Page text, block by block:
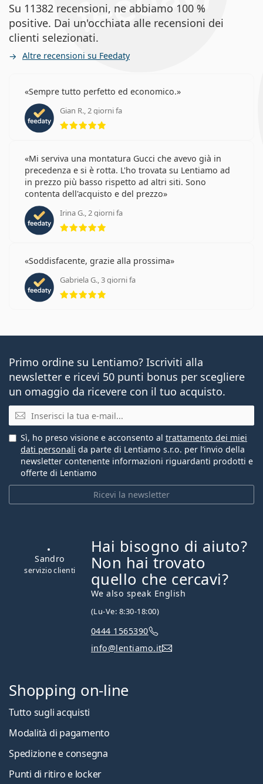
Su 11382 recensioni, ne abbiamo 100 %
positive. Dai un'occhiata alle recensioni dei
clienti selezionati.
Altre recensioni su Feedaty
Sempre tutto perfetto ed economico.
Gian R., 2 giorni fa
Mi serviva una montatura Gucci che avevo già in
precedenza e si è rotta. L'ho trovata su Lentiamo ad
in prezzo più basso rispetto ad altri siti. Sono
contenta dell'acquisto e del prezzo
Irina G., 2 giorni fa
Soddisfacente, grazie alla prossima
Gabriela G., 3 giorni fa
valutazione 5 di 5
Primo ordine su Lentiamo? Iscriviti alla
newsletter e ricevi 50 punti bonus per scegliere
un omaggio da ricevere con il tuo acquisto.
E-mail
Ricevi la newsletter
Sì, ho preso visione e acconsento al trattamento dei miei
dati personali da parte di Lentiamo s.r.o. per l’invio della
newsletter contenente informazioni riguardanti prodotti e
offerte di Lentiamo
Hai bisogno di aiuto?
Non hai trovato
quello che cercavi?
We also speak English
(Lu-Ve: 8:30-18:00)
0444 1565390
info@lentiamo.it
Shopping on-line
Tutto sugli acquisti
Modalità di pagamento
Spedizione e consegna
Punti di ritiro e locker